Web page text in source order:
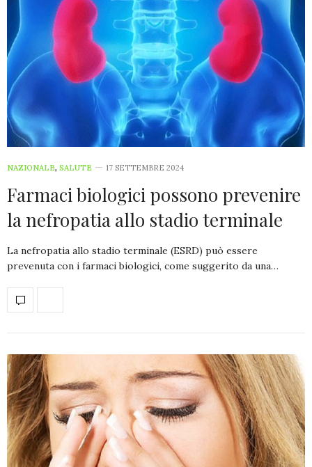
NAZIONALE, SALUTE 17 SETTEMBRE 2024
Farmaci biologici possono prevenire
la nefropatia allo stadio terminale
La nefropatia allo stadio terminale (ESRD) può essere
prevenuta con i farmaci biologici, come suggerito da una…